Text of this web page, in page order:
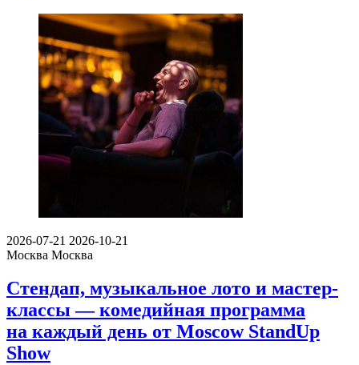
2026-07-21 2026-10-21
Москва Москва
Стендап, музыкальное лото и мастер-
классы — комедийная программа
на каждый день от Moscow StandUp
Show